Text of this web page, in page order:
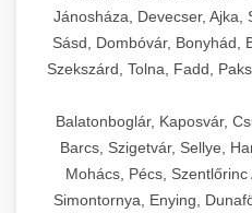
Jánosháza, Devecser, Ajka,
Sásd, Dombóvár, Bonyhád,
Szekszárd, Tolna, Fadd,
Balatonboglár, Kaposvár,
Barcs, Szigetvár, Sellye,
Mohács, Pécs, Szentlőrinc
Simontornya, Enying,